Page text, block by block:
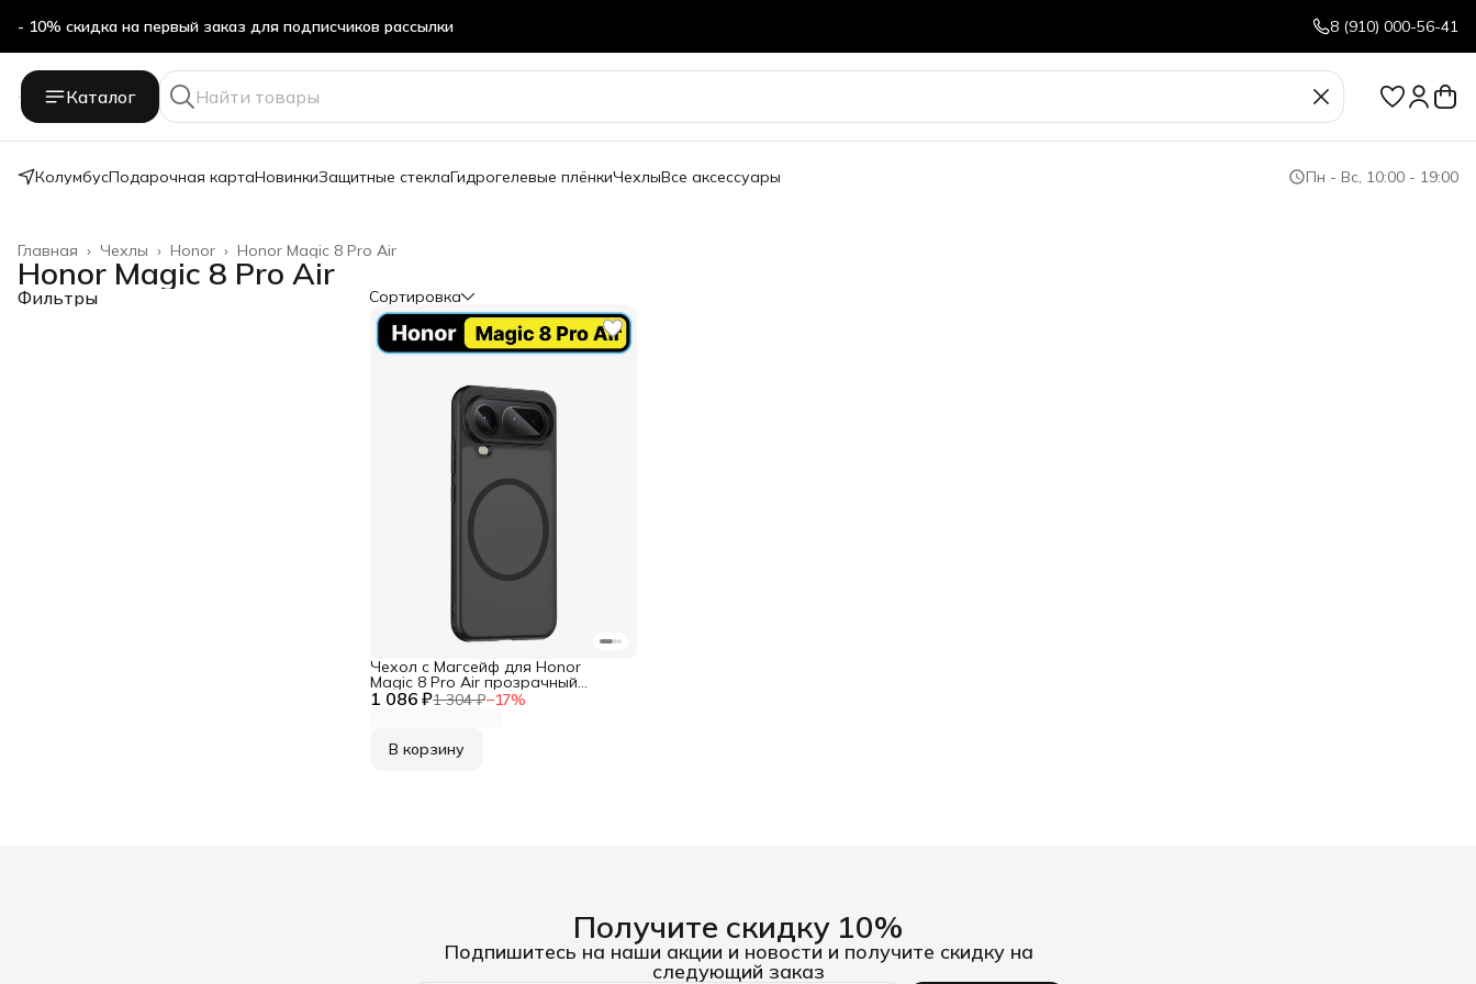
- 10% скидка на первый заказ для подписчиков рассылки 8 (910) 000-56-41
Каталог
КолумбусПодарочная картаНовинкиЗащитные стеклаГидрогелевые плёнкиЧехлыВсе аксессуары Пн - Вс, 10:00 - 19:00
Honor Magic 8 Pro Air
Honor ›
Чехлы ›
Главная ›
Honor Magic 8 Pro Air
Фильтры Сортировка
1 086 ₽1 304 ₽−17%
Чехол с Магсейф для Honor
Magic 8 Pro Air прозрачный
матовый с черным бортом
В корзину
Получите скидку 10%
Подпишитесь на наши акции и новости и получите скидку на
следующий заказ